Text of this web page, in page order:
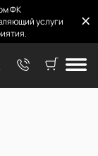
ФК
услуги